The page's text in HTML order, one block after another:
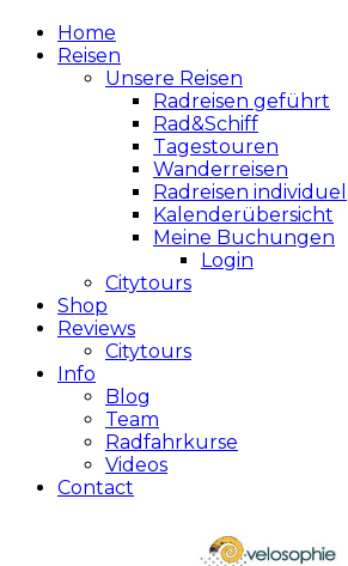
Home
Reisen
Unsere Reisen
Radreisen geführt
Rad&Schiff
Tagestouren
Wanderreisen
Radreisen individuel
Kalenderübersicht
Meine Buchungen
Login
Citytours
Shop
Reviews
Citytours
Info
Blog
Team
Radfahrkurse
Videos
Contact